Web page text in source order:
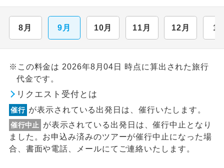
8月 9月 10月 11月 12月 1
※この料金は 2026年8月04日 時点に算出された旅行
代金です。
リクエスト受付とは
催行 が表示されている出発日は、催行いたします。
催行中止
が表示されている出発日は、催行中止となり
ました。お申込み済みのツアーが催行中止になった場
合、書面や電話、メールにてご連絡いたします。